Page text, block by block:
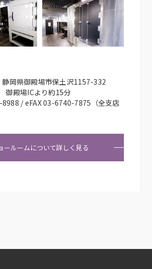
岡県御殿場市保土沢1157-332
殿場ICより約15分
/ eFAX 03-6740-7875（全支店
ールームについて詳しく見る